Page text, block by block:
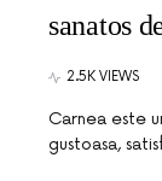
sanatos
2.5K VIEWS
Carnea este
gustoasa,